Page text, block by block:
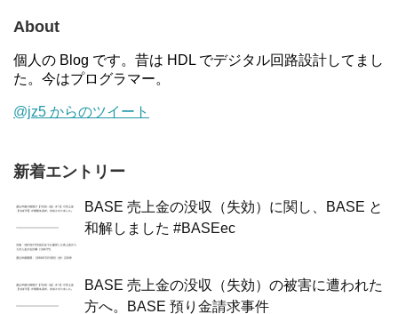
About
個人の Blog です。昔は HDL でデジタル回路設計してまし
た。今はプログラマー。
@jz5 からのツイート
新着エントリー
BASE 売上金の没収（失効）に関し、BASE と
和解しました #BASEec
BASE 売上金の没収（失効）の被害に遭われた
方へ。BASE 預り金請求事件